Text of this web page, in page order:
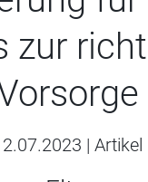
zur
| Artikel